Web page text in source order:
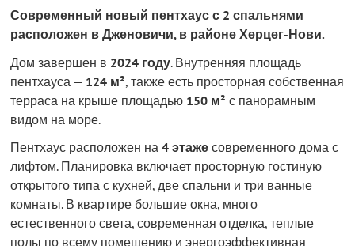
Современный новый пентхаус с 2 спальнями
расположен в Дженовичи, в районе Херцег-Нови.
Дом завершен в 2024 году. Внутренняя площадь
пентхауса — 124 м², также есть просторная собственная
терраса на крыше площадью 150 м² с панорамным
видом на море.
Пентхаус расположен на 4 этаже современного дома с
лифтом. Планировка включает просторную гостиную
открытого типа с кухней, две спальни и три ванные
комнаты. В квартире большие окна, много
естественного света, современная отделка, теплые
полы по всему помещению и энергоэффективная